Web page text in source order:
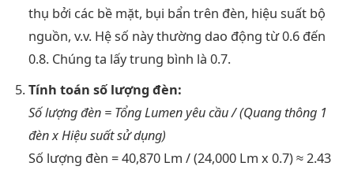
thụ bởi các bề mặt, bụi bẩn trên đèn, hiệu suất bộ
nguồn, v.v. Hệ số này thường dao động từ 0.6 đến
0.8. Chúng ta lấy trung bình là 0.7.
Tính toán số lượng đèn:
Số lượng đèn = Tổng Lumen yêu cầu / (Quang thông 1
đèn x Hiệu suất sử dụng)
Số lượng đèn = 40,870 Lm / (24,000 Lm x 0.7) ≈ 2.43